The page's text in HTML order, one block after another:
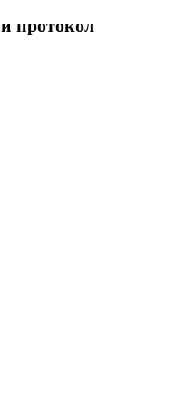
и протокол